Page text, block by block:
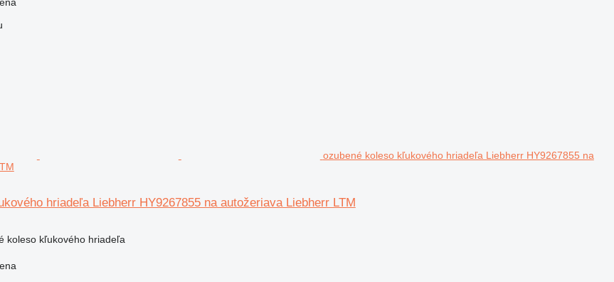
ozubené koleso kľukového hriadeľa Liebherr HY9267855 na
hriadeľa Liebherr HY9267855 na autožeriava Liebherr LTM
koleso kľukového hriadeľa